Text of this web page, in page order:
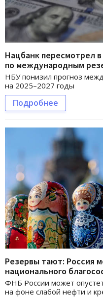
Нацбанк пересмотрел
по международным
НБУ понизил прогноз
на 2025–2027 годы
Подробнее
Резервы тают: Россия
национального
ФНБ России может
на фоне слабой нефти и